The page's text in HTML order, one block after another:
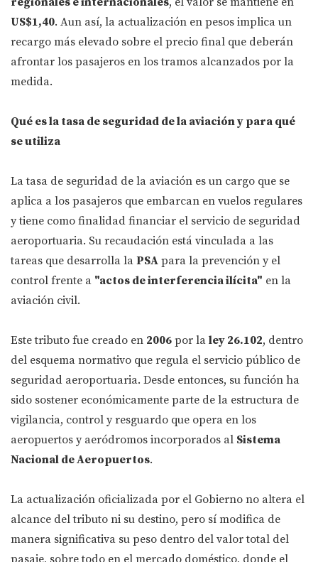
US$1,40. Aun así, la actualización en pesos implica un
recargo más elevado sobre el precio final que deberán
afrontar los pasajeros en los tramos alcanzados por la
medida.
Qué es la tasa de seguridad de la aviación y para qué
se utiliza
La tasa de seguridad de la aviación es un cargo que se
aplica a los pasajeros que embarcan en vuelos regulares
y tiene como finalidad financiar el servicio de seguridad
aeroportuaria. Su recaudación está vinculada a las
tareas que desarrolla la PSA para la prevención y el
control frente a "actos de interferencia ilícita" en la
aviación civil.
Este tributo fue creado en 2006 por la ley 26.102, dentro
del esquema normativo que regula el servicio público de
seguridad aeroportuaria. Desde entonces, su función ha
sido sostener económicamente parte de la estructura de
vigilancia, control y resguardo que opera en los
aeropuertos y aeródromos incorporados al Sistema
Nacional de Aeropuertos.
La actualización oficializada por el Gobierno no altera el
alcance del tributo ni su destino, pero sí modifica de
manera significativa su peso dentro del valor total del